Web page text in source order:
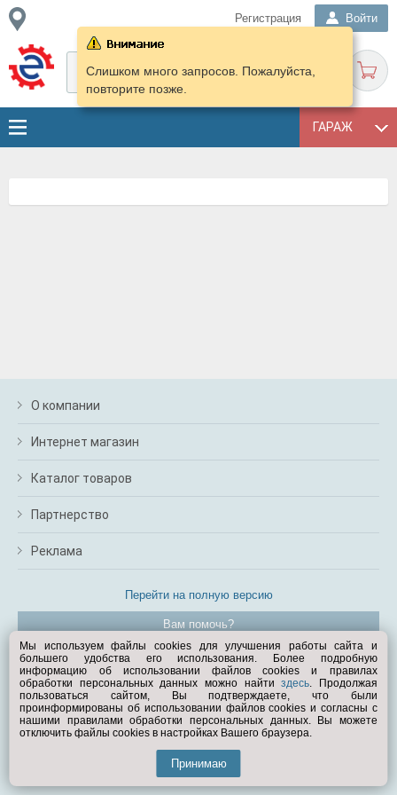
Регистрация Войти
ГАРАЖ
Слишком много запросов. Пожалуйста,
повторите позже.
О компании
Интернет магазин
Каталог товаров
Партнерство
Реклама
Перейти на полную версию
Вам помочь?
© Exist.ru 1998—2026
Мы используем файлы cookies для улучшения работы сайта и
большего удобства его использования. Более подробную
информацию об использовании файлов cookies и правилах
обработки персональных данных можно найтиздесь. Продолжая
пользоваться сайтом, Вы подтверждаете, что были
проинформированы об использовании файлов cookies и согласны с
нашими правилами обработки персональных данных. Вы можете
отключить файлы cookies в настройках Вашего браузера.
Принимаю